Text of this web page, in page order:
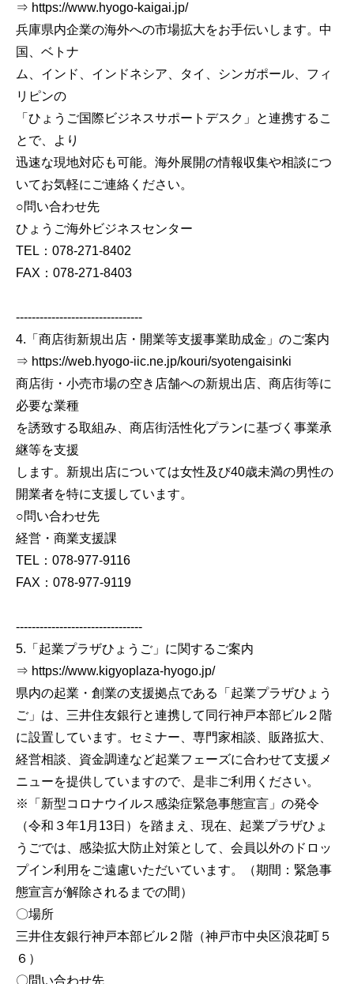
⇒ https://www.hyogo-kaigai.jp/
兵庫県内企業の海外への市場拡大をお手伝いします。中
国、ベトナ
ム、インド、インドネシア、タイ、シンガポール、フィ
リピンの
「ひょうご国際ビジネスサポートデスク」と連携するこ
とで、より
迅速な現地対応も可能。海外展開の情報収集や相談につ
いてお気軽にご連絡ください。
○問い合わせ先
ひょうご海外ビジネスセンター
TEL：078-271-8402
FAX：078-271-8403
--------------------------------
4.「商店街新規出店・開業等支援事業助成金」のご案内
⇒ https://web.hyogo-iic.ne.jp/kouri/syotengaisinki
商店街・小売市場の空き店舗への新規出店、商店街等に
必要な業種
を誘致する取組み、商店街活性化プランに基づく事業承
継等を支援
します。新規出店については女性及び40歳未満の男性の
開業者を特に支援しています。
○問い合わせ先
経営・商業支援課
TEL：078-977-9116
FAX：078-977-9119
--------------------------------
5.「起業プラザひょうご」に関するご案内
⇒ https://www.kigyoplaza-hyogo.jp/
県内の起業・創業の支援拠点である「起業プラザひょう
ご」は、三井住友銀行と連携して同行神戸本部ビル２階
に設置しています。セミナー、専門家相談、販路拡大、
経営相談、資金調達など起業フェーズに合わせて支援メ
ニューを提供していますので、是非ご利用ください。
※「新型コロナウイルス感染症緊急事態宣言」の発令
（令和３年1月13日）を踏まえ、現在、起業プラザひょ
うごでは、感染拡大防止対策として、会員以外のドロッ
プイン利用をご遠慮いただいています。（期間：緊急事
態宣言が解除されるまでの間）
〇場所
三井住友銀行神戸本部ビル２階（神戸市中央区浪花町５
６）
〇問い合わせ先